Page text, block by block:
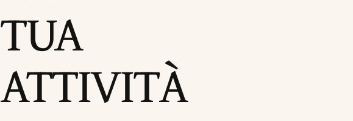
TUA
ATTIVITÀ